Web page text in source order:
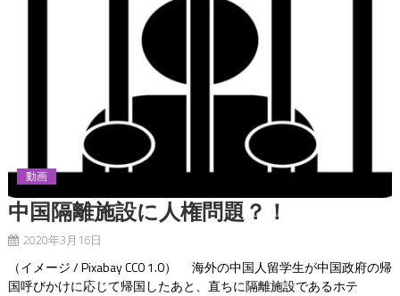
動画
中国隔離施設に人権問題？！
2020年3月16日
（イメージ / Pixabay CC0 1.0） 海外の中国人留学生が中国政府の帰
国呼びかけに応じて帰国したあと、直ちに隔離施設であるホテ